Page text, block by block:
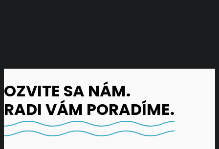
OZVITE SA NÁM.
RADI VÁM PORADÍME.